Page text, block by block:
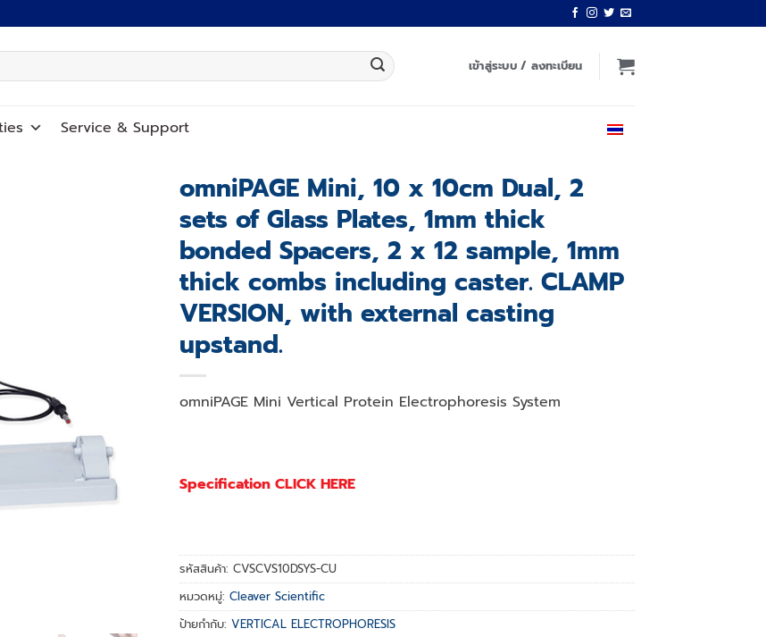
เข้าสู่ระบบ / ลงทะเบียน
Service & Support
omniPAGE Mini, 10 x 10cm Dual, 2
sets of Glass Plates, 1mm thick
bonded Spacers, 2 x 12 sample, 1mm
thick combs including caster. CLAMP
VERSION, with external casting
upstand.
omniPAGE Mini Vertical Protein Electrophoresis System
Specification CLICK HERE
รหัสสินค้า: CVSCVS10DSYS-CU
หมวดหมู่: Cleaver Scientific
ป้ายกำกับ: VERTICAL ELECTROPHORESIS